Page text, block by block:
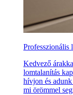
Professzionális
Kedvező
lomtalanítás
hívjon és
mi örömmel